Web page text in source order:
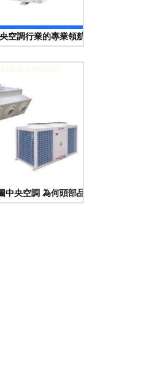
空調行業的專業領航者
中央空調 為何頭部品牌閉口不提“